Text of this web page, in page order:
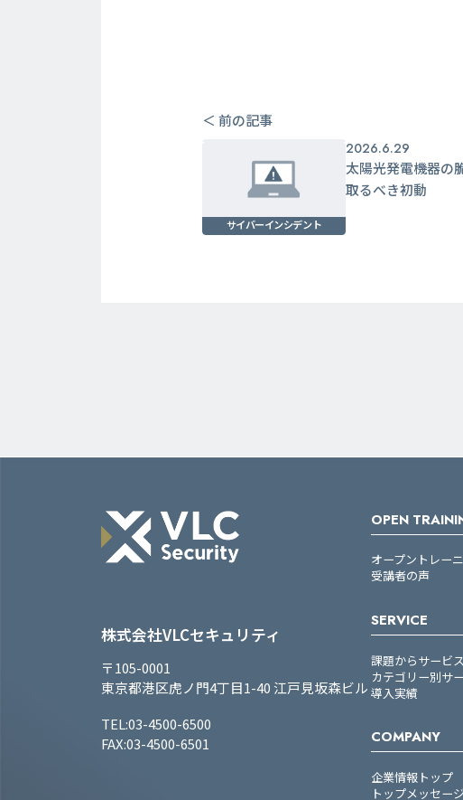
＜ 前の記事
サイバーインシデント
2026.6.29
太陽光発電機器の
取るべき初動
株式会社VLCセキュリティ
〒105-0001
東京都港区虎ノ門4丁目1-40 江戸見坂森ビル
TEL:03-4500-6500
FAX:03-4500-6501
OPEN
オープントレー
受講者の声
SERVICE
課題からサービ
カテゴリー別サ
導入実績
COMPANY
企業情報トップ
トップメッセージ